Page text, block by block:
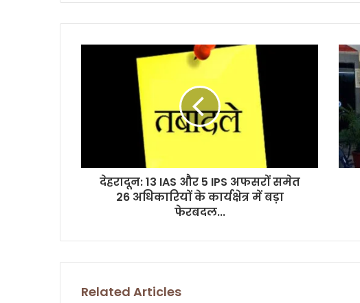
u
r
देहरादून: 13 IAS और 5 IPS अफसरों समेत
26 अधिकारियों के कार्यक्षेत्र में बड़ा
फेरबदल...
Related Articles